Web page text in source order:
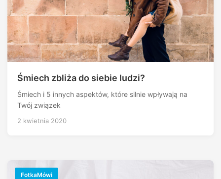
Śmiech zbliża do siebie ludzi?
Śmiech i 5 innych aspektów, które silnie wpływają na
Twój związek
2 kwietnia 2020
FotkaMówi